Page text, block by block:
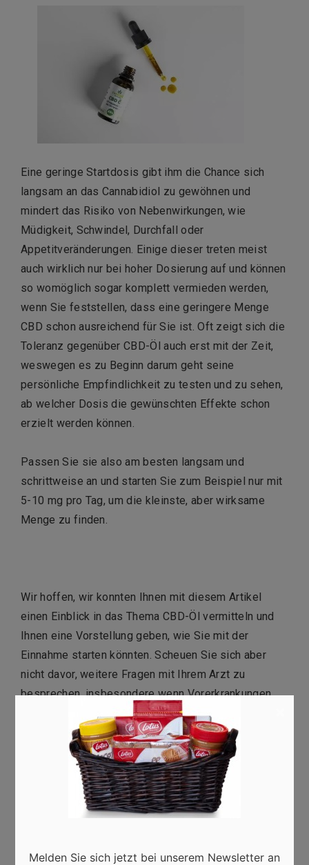
Eine geringe Startdosis gibt ihm die Chance sich
langsam an das Cannabidiol zu gewöhnen und
mindert das Risiko von Nebenwirkungen, wie
Müdigkeit, Schwindel, Durchfall oder
Appetitveränderungen. Einige dieser treten meist
auch wirklich nur bei hoher Dosierung auf und können
so womöglich sogar komplett vermieden werden,
wenn Sie feststellen, dass eine geringere Menge
CBD schon ausreichend für Sie ist. Oft zeigt sich die
Toleranz gegenüber CBD-Öl auch erst mit der Zeit,
weswegen es zu Beginn darum geht seine
persönliche Empfindlichkeit zu testen und zu sehen,
ab welcher Dosis die gewünschten Effekte schon
erzielt werden können.
Passen Sie sie also am besten langsam und
schrittweise an und starten Sie zum Beispiel nur mit
5-10 mg pro Tag, um die kleinste, aber wirksame
Menge zu finden.
Wir hoffen, wir konnten Ihnen mit diesem Artikel
einen Einblick in das Thema CBD-Öl vermitteln und
Ihnen eine Vorstellung geben, wie Sie mit der
Einnahme starten könnten. Scheuen Sie sich aber
nicht davor, weitere Fragen mit Ihrem Arzt zu
besprechen, insbesondere wenn Vorerkrankungen
vorliegen oder Sie Medikamente einnehmen.
Die Nutzung von CBD-Öl ist ein langfristiger
Prozess und verlangt Geduld sowie bestenfalls
Anleitung – Wir wünschen Ihnen viel Erfolg bei
CANNABIDIOL CBD CBD-ÖL CBD-ÖL 20%
Melden Sie sich jetzt bei unserem Newsletter an